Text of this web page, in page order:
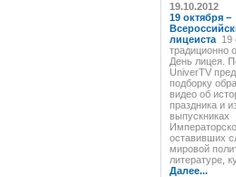
19.10.2012
19 октября –
лицеиста 19
традиционно
День лицея.
UniverTV
подборку
видео об
праздника и
выпускниках
оставивших
мировой
литературе,
Далее...